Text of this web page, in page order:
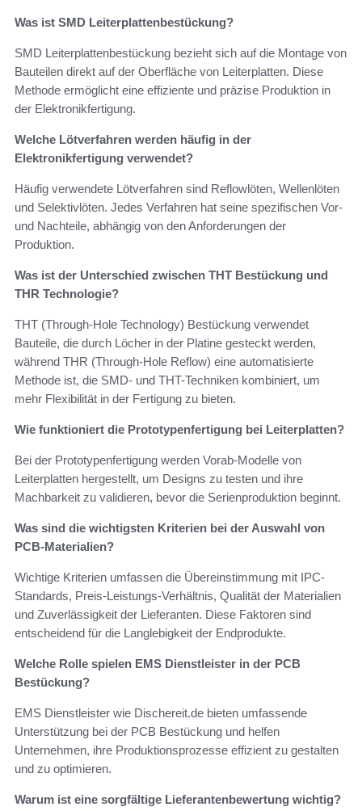
Was ist SMD Leiterplattenbestückung?
SMD Leiterplattenbestückung bezieht sich auf die Montage von
Bauteilen direkt auf der Oberfläche von Leiterplatten. Diese
Methode ermöglicht eine effiziente und präzise Produktion in
der Elektronikfertigung.
Welche Lötverfahren werden häufig in der
Elektronikfertigung verwendet?
Häufig verwendete Lötverfahren sind Reflowlöten, Wellenlöten
und Selektivlöten. Jedes Verfahren hat seine spezifischen Vor-
und Nachteile, abhängig von den Anforderungen der
Produktion.
Was ist der Unterschied zwischen THT Bestückung und
THR Technologie?
THT (Through-Hole Technology) Bestückung verwendet
Bauteile, die durch Löcher in der Platine gesteckt werden,
während THR (Through-Hole Reflow) eine automatisierte
Methode ist, die SMD- und THT-Techniken kombiniert, um
mehr Flexibilität in der Fertigung zu bieten.
Wie funktioniert die Prototypenfertigung bei Leiterplatten?
Bei der Prototypenfertigung werden Vorab-Modelle von
Leiterplatten hergestellt, um Designs zu testen und ihre
Machbarkeit zu validieren, bevor die Serienproduktion beginnt.
Was sind die wichtigsten Kriterien bei der Auswahl von
PCB-Materialien?
Wichtige Kriterien umfassen die Übereinstimmung mit IPC-
Standards, Preis-Leistungs-Verhältnis, Qualität der Materialien
und Zuverlässigkeit der Lieferanten. Diese Faktoren sind
entscheidend für die Langlebigkeit der Endprodukte.
Welche Rolle spielen EMS Dienstleister in der PCB
Bestückung?
EMS Dienstleister wie Dischereit.de bieten umfassende
Unterstützung bei der PCB Bestückung und helfen
Unternehmen, ihre Produktionsprozesse effizient zu gestalten
und zu optimieren.
Warum ist eine sorgfältige Lieferantenbewertung wichtig?